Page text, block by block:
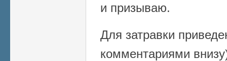
и призываю.
Для затравки
комментариями